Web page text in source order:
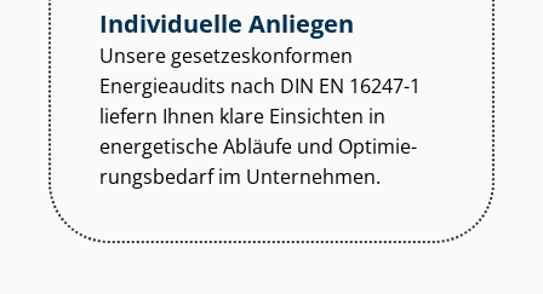
Individuelle Anliegen
Unsere ge­set­zes­kon­for­men
Energieaudits nach DIN EN 16247-1
liefern Ihnen klare Einsichten in
energetische Abläufe und Op­ti­mie­
rungs­be­darf im Unternehmen.